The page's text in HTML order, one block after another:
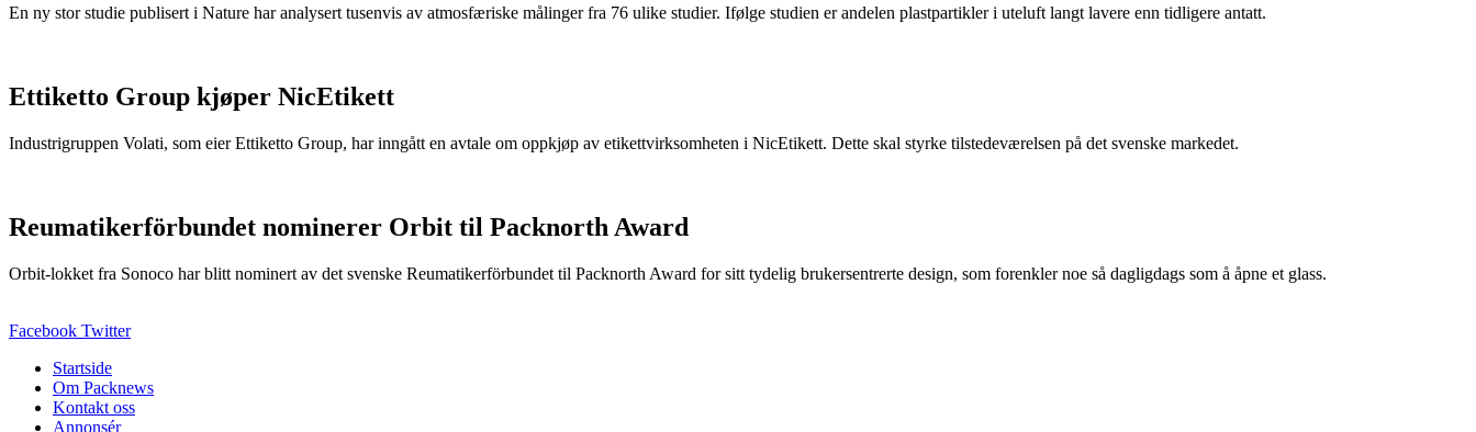
En ny stor studie publisert i Nature har analysert tusenvis av atmosfæriske målinger fra 76 ulike studier. Ifølge studien er andelen plastpartikler i uteluft langt lavere enn tidligere antatt.
Ettiketto Group kjøper NicEtikett
Industrigruppen Volati, som eier Ettiketto Group, har inngått en avtale om oppkjøp av etikettvirksomheten i NicEtikett. Dette skal styrke tilstedeværelsen på det svenske markedet.
Reumatikerförbundet nominerer Orbit til Packnorth Award
Orbit-lokket fra Sonoco har blitt nominert av det svenske Reumatikerförbundet til Packnorth Award for sitt tydelig brukersentrerte design, som forenkler noe så dagligdags som å åpne et glass.
Facebook Twitter
Startside
Om Packnews
Kontakt oss
Annonsér